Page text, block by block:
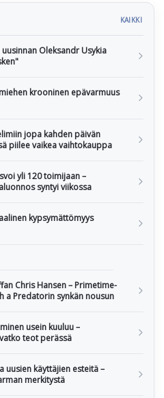
KAIKKI
Oleksandr Usykia
krooninen epävarmuus
jopa kahden päivän
piilee vaikea vaihtokauppa
yli 120 toimijaan –
syntyi viikossa
kypsymättömyys
Chris Hansen – Primetime-
a Predatorin synkän nousun
usein kuuluu –
teot perässä
uusien käyttäjien esteitä –
merkitystä